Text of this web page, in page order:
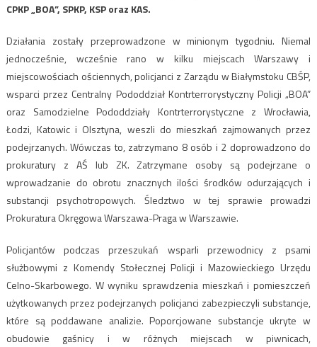
CPKP „BOA”, SPKP, KSP oraz KAS.
Działania zostały przeprowadzone w minionym tygodniu. Niemal
jednocześnie, wcześnie rano w kilku miejscach Warszawy i
miejscowościach ościennych, policjanci z Zarządu w Białymstoku CBŚP,
wsparci przez Centralny Pododdział Kontrterrorystyczny Policji „BOA”
oraz Samodzielne Pododdziały Kontrterrorystyczne z Wrocławia,
Łodzi, Katowic i Olsztyna, weszli do mieszkań zajmowanych przez
podejrzanych. Wówczas to, zatrzymano 8 osób i 2 doprowadzono do
prokuratury z AŚ lub ZK. Zatrzymane osoby są podejrzane o
wprowadzanie do obrotu znacznych ilości środków odurzających i
substancji psychotropowych. Śledztwo w tej sprawie prowadzi
Prokuratura Okręgowa Warszawa-Praga w Warszawie.
Policjantów podczas przeszukań wsparli przewodnicy z psami
służbowymi z Komendy Stołecznej Policji i Mazowieckiego Urzędu
Celno-Skarbowego. W wyniku sprawdzenia mieszkań i pomieszczeń
użytkowanych przez podejrzanych policjanci zabezpieczyli substancje,
które są poddawane analizie. Poporcjowane substancje ukryte w
obudowie gaśnicy i w różnych miejscach w piwnicach,